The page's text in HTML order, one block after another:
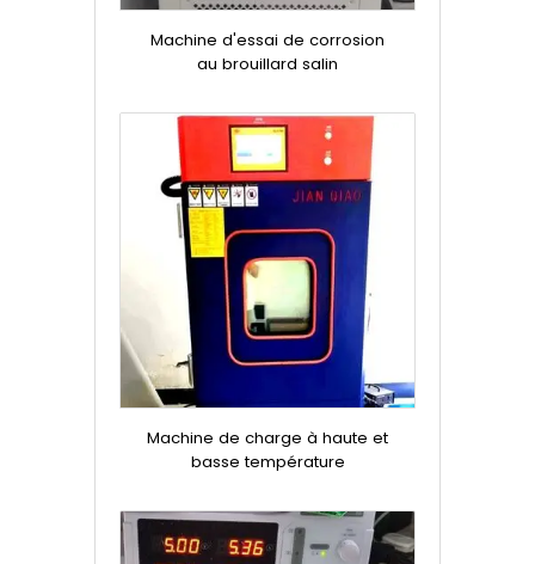
Machine d'essai de corrosion
au brouillard salin
Machine de charge à haute et
basse température